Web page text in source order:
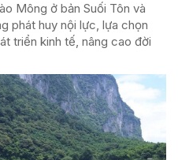
Mông ở bản Suối Tôn và
phát huy nội lực, lựa chọn
triển kinh tế, nâng cao đời